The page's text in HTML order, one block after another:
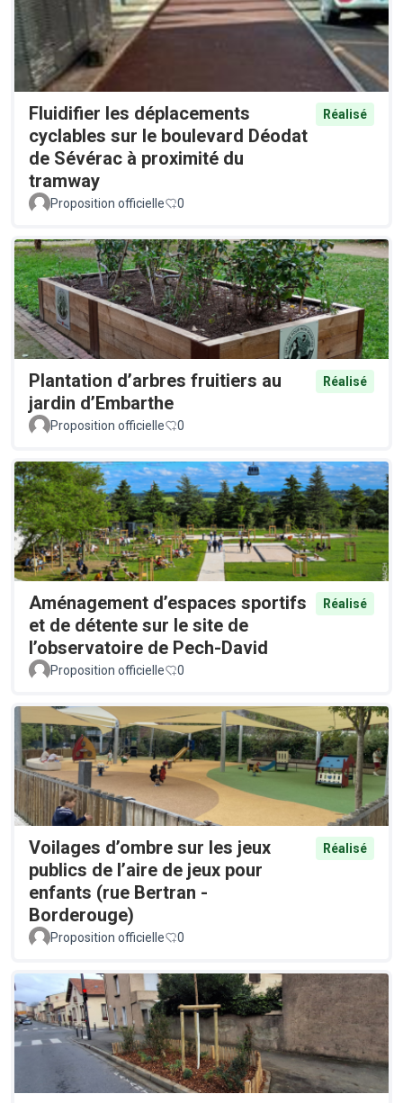
Fluidifier les déplacements
cyclables sur le boulevard Déodat
de Sévérac à proximité du
tramway
Réalisé
Proposition officielle 0
Plantation d’arbres fruitiers au
jardin d’Embarthe
Réalisé
Proposition officielle 0
Aménagement d’espaces sportifs
et de détente sur le site de
l’observatoire de Pech-David
Réalisé
Proposition officielle 0
Voilages d’ombre sur les jeux
publics de l’aire de jeux pour
enfants (rue Bertran -
Borderouge)
Réalisé
Proposition officielle 0